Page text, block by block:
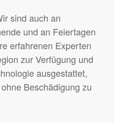
sind auch an
und an Feiertagen
erfahrenen Experten
zur Verfügung und
ausgestattet,
Beschädigung zu